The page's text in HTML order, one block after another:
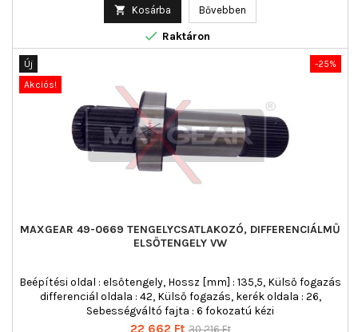
 Kosárba Bővebben
 Raktáron
-25%
Új
Akciós!
MAXGEAR 49-0669 TENGELYCSATLAKOZÓ, DIFFERENCIÁLMŰ
ELSŐTENGELY VW
Beépítési oldal : elsőtengely, Hossz [mm] : 135,5, Külső fogazás
differenciál oldala : 42, Külső fogazás, kerék oldala : 26,
Sebességváltó fajta : 6 fokozatú kézi
Ár
22 662 Ft Normál
30 216 Ft